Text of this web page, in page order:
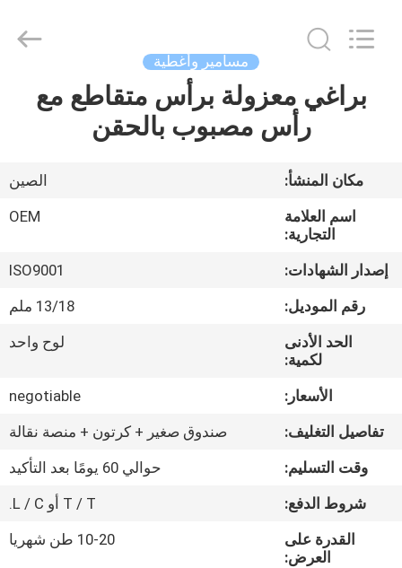
الصفحة
منتجات
معلومات
عنا
جولة
المعمل
مراقبة
الجودة
اتصل
Business
License.
مسامير وأغطية
براغي معزولة برأس متقاطع مع
رأس مصبوب بالحقن
مكان المنشأ:
الصين
اسم العلامة
التجارية:
OEM
إصدار الشهادات:
ISO9001
رقم الموديل:
13/18 ملم
الحد الأدنى
لكمية:
لوح واحد
الأسعار:
negotiable
تفاصيل التغليف:
صندوق صغير + كرتون + منصة نقالة
وقت التسليم:
حوالي 60 يومًا بعد التأكيد
شروط الدفع:
T / T أو L / C.
القدرة على
العرض:
10-20 طن شهريا